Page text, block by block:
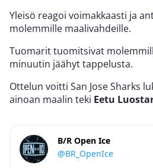
Yleisö reagoi voimakkaasti ja
molemmille maalivahdeille.
Tuomarit tuomitsivat
minuutin jäähyt tappelusta.
Ottelun voitti San Jose Sharks
ainoan maalin teki Eetu
B/R Open Ice
@BR_OpenIce